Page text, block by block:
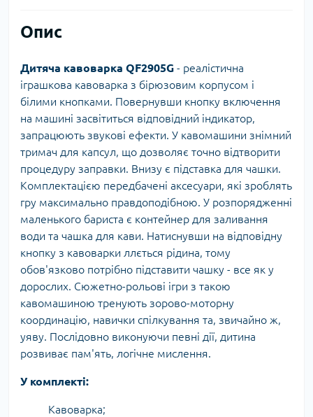
Опис
Дитяча кавоварка QF2905G - реалістична
іграшкова кавоварка з бірюзовим корпусом і
білими кнопками. Повернувши кнопку включення
на машині засвітиться відповідний індикатор,
запрацюють звукові ефекти. У кавомашини знімний
тримач для капсул, що дозволяє точно відтворити
процедуру заправки. Внизу є підставка для чашки.
Комплектацією передбачені аксесуари, які зроблять
гру максимально правдоподібною. У розпорядженні
маленького бариста є контейнер для заливання
води та чашка для кави. Натиснувши на відповідну
кнопку з кавоварки ллється рідина, тому
обов'язково потрібно підставити чашку - все як у
дорослих. Сюжетно-рольові ігри з такою
кавомашиною тренують зорово-моторну
координацію, навички спілкування та, звичайно ж,
уяву. Послідовно виконуючи певні дії, дитина
розвиває пам'ять, логічне мислення.
У комплекті:
Кавоварка;